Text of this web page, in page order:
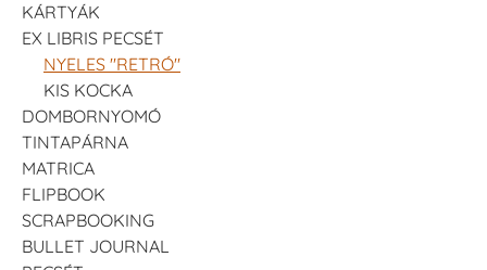
KÁRTYÁK
EX LIBRIS PECSÉT
NYELES "RETRÓ"
KIS KOCKA
DOMBORNYOMÓ
TINTAPÁRNA
MATRICA
FLIPBOOK
SCRAPBOOKING
BULLET JOURNAL